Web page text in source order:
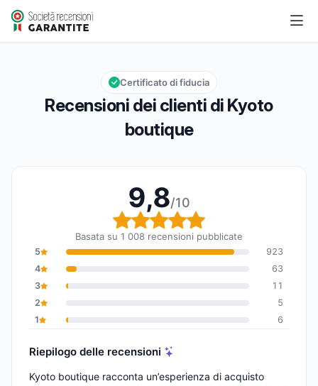
Kyoto boutique
Valutazione globale: 9,8 su 10
9,8/10
Recensioni dei clienti di Kyoto
boutique
Certificato di fiducia
9,8/10
Valutazione globale:
Basata su 1 008 recensioni pubblicate
5
923
4
63
3
11
2
5
1
6
Riepilogo delle recensioni
Kyoto boutique racconta un’esperienza di acquisto